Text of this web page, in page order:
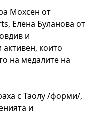
Мохсен от
Елена Буланова от
и
активен, които
на медалите на
с Таолу /форми/,
и